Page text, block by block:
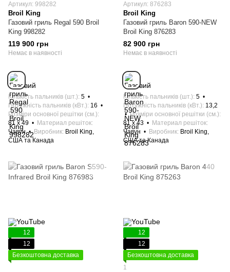
Артикул: 998282
Broil King
Газовий гриль Regal 590 Broil
King 998282
119 900 грн
Немає в наявності
Кількість пальників (шт.) 5
Потужність пальників (кВт.) 16
Розміри основної решітки (см.)
81 х 49
Материал решіток
Чавун
Виробник Broil King,
США та Канада
Артикул: 876283
Broil King
Газовий гриль Baron 590-NEW
Broil King 876283
82 900 грн
Немає в наявності
Кількість пальників (шт.) 5
Потужність пальників (кВт.) 13,2
Розміри основної решітки (см.)
81 х 43
Материал решіток
Чавун
Виробник Broil King,
США та Канада
12
12
Безкоштовна доставка
12
12
Безкоштовна доставка
1